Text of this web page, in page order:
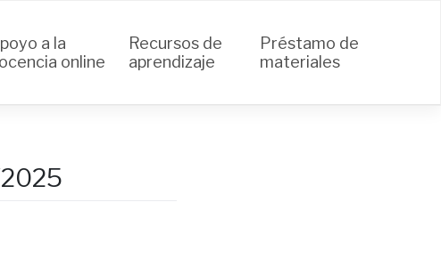
a la
online
Recursos de
aprendizaje
Préstamo de
materiales